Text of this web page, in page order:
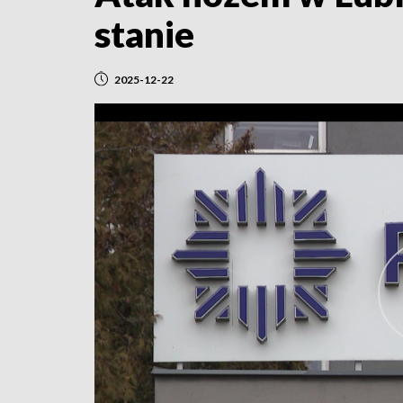
stanie
2025-12-22